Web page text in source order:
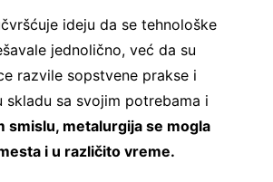
ideju da se tehnološke
jednolično, već da su
razvile sopstvene prakse i
skladu sa svojim potrebama i
smislu, metalurgija se mogla
i u različito vreme.